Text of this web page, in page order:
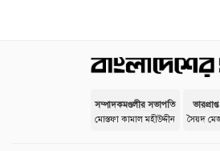
সম্পাদকমণ্ডলীর সভাপতি
মোস্তফা কামাল মহীউদ্দীন
সৈয়দ